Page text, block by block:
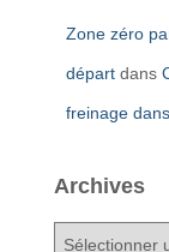
Zone zéro
départ dans
freinage
Archives